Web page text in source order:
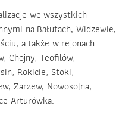
we wszystkich
na Bałutach, Widzewie,
a także w rejonach
Chojny, Teofilów,
Rokicie, Stoki,
Zarzew, Nowosolna,
Arturówka.